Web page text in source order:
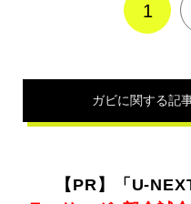
1
ガビに関する記
【PR】「U-